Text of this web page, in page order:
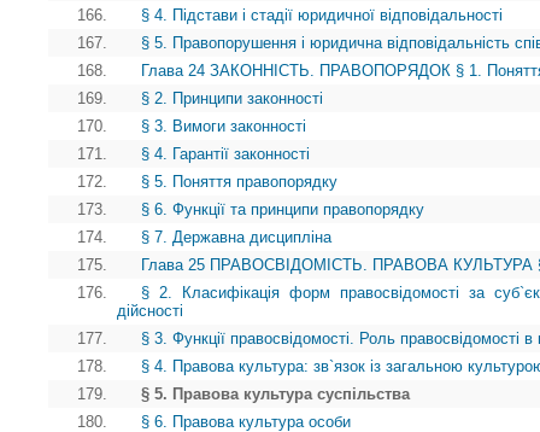
166.
§ 4. Підстави і стадії юридичної відповідальності
167.
§ 5. Правопорушення і юридична відповідальність
168.
Глава 24 ЗАКОННІСТЬ. ПРАВОПОРЯДОК § 1. Поняття
169.
§ 2. Принципи законності
170.
§ 3. Вимоги законності
171.
§ 4. Гарантії законності
172.
§ 5. Поняття правопорядку
173.
§ 6. Функції та принципи правопорядку
174.
§ 7. Державна дисципліна
175.
Глава 25 ПРАВОСВІДОМІСТЬ. ПРАВОВА КУЛЬТУРА §
176.
§ 2. Класифікація форм правосвідомості за
дійсності
177.
§ 3. Функції правосвідомості. Роль правосвідомості в
178.
§ 4. Правова культура: зв`язок із загальною
179.
§ 5. Правова культура суспільства
180.
§ 6. Правова культура особи